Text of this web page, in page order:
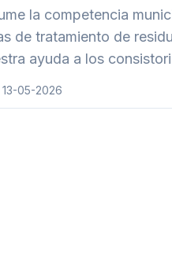
la competencia
de tratamiento de
ayuda a los
05-2026